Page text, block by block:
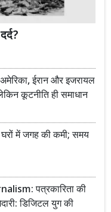
ईरान और इजरायल
कूटनीति ही समाधान
में जगह की कमी; समय
पत्रकारिता की
डिजिटल युग की